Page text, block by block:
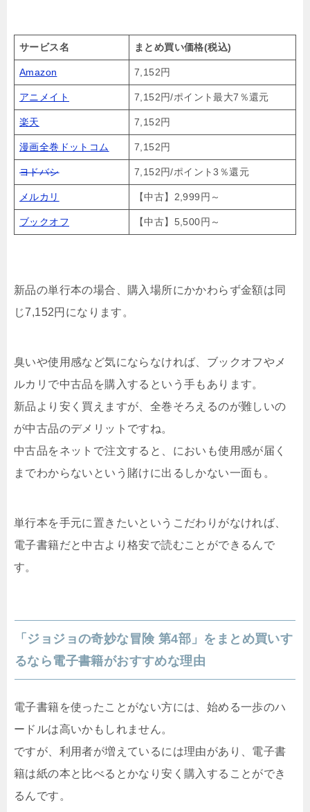
サービス名 まとめ買い価格(税込)
Amazon 7,152円
アニメイト 7,152円/ポイント最大7％還元
楽天 7,152円
漫画全巻ドットコム 7,152円
ヨドバシ 7,152円/ポイント3％還元
メルカリ 【中古】2,999円～
ブックオフ 【中古】5,500円～
新品の単行本の場合、購入場所にかかわらず金額は同
じ7,152円になります。
臭いや使用感など気にならなければ、ブックオフやメ
ルカリで中古品を購入するという手もあります。
新品より安く買えますが、全巻そろえるのが難しいの
が中古品のデメリットですね。
中古品をネットで注文すると、においも使用感が届く
までわからないという賭けに出るしかない一面も。
単行本を手元に置きたいというこだわりがなければ、
電子書籍だと中古より格安で読むことができるんで
す。
「ジョジョの奇妙な冒険 第4部」をまとめ買いす
るなら電子書籍がおすすめな理由
電子書籍を使ったことがない方には、始める一歩のハ
ードルは高いかもしれません。
ですが、利用者が増えているには理由があり、電子書
籍は紙の本と比べるとかなり安く購入することができ
るんです。